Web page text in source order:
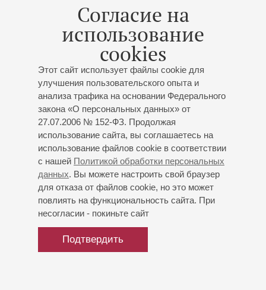
Согласие на
использование
cookies
Этот сайт использует файлы cookie для
улучшения пользовательского опыта и
анализа трафика на основании Федерального
закона «О персональных данных» от
27.07.2006 № 152-ФЗ. Продолжая
использование сайта, вы соглашаетесь на
использование файлов cookie в соответствии
с нашей Политикой обработки персональных
данных. Вы можете настроить свой браузер
для отказа от файлов cookie, но это может
повлиять на функциональность сайта. При
несогласии - покиньте сайт
Подтвердить
академического театра оперы и балета им.
А.Б.Соловьяненко.
С 2006 года – солист Академии молодых певцов
Принимал участие в концертах солистов Академии с
Ларисой Гергиевой в России (Москва, Сочи) и за рубежом
(Италия, Франция, Финляндия), в фестивале,
посвященном 200-летнему юбилею Николая Гоголя,
Московском Пасхальном фестивале, фестивале
«Лариса Гергиева приглашает» (Владикавказ).
Ведет активную концертную деятельность. Принимает
участие в фестивалях современной музыки в Санкт-
Петербурге («Петербургская весна», «От авангарда до
наших дней»).
Германии, Финляндии и Норвегии.